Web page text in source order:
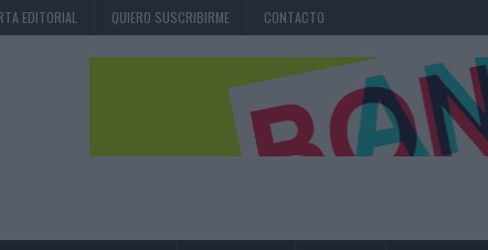
EDITORIAL QUIERO SUSCRIBIRME CONTACTO